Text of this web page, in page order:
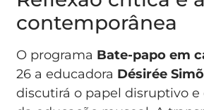
contemporânea
O programa Bate-papo em
26 a educadora Désirée
discutirá o papel disruptivo